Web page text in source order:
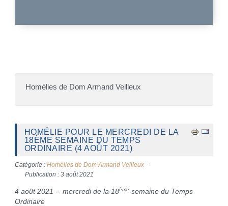
Homélies de Dom Armand Veilleux
HOMÉLIE POUR LE MERCREDI DE LA
18ÈME SEMAINE DU TEMPS
ORDINAIRE (4 AOÛT 2021)
Catégorie : Homélies de Dom Armand Veilleux
Publication : 3 août 2021
4 août 2021 -- mercredi de la 18ème semaine du Temps
Ordinaire